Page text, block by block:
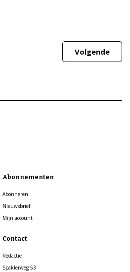
Volgende
Abonnementen
Abonneren
Nieuwsbrief
Mijn account
Contact
Redactie
Spaklerweg 53